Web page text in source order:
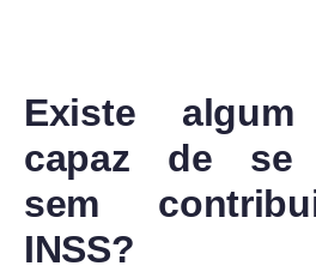
Existe algum
capaz de se
sem
INSS?